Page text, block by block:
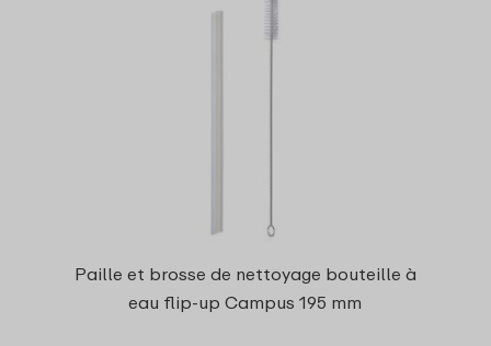
Paille et brosse de nettoyage bouteille à
eau flip-up Campus 195 mm